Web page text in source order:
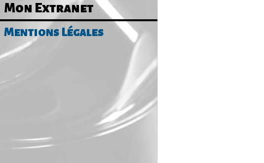
Mon Extranet
Mentions Légales